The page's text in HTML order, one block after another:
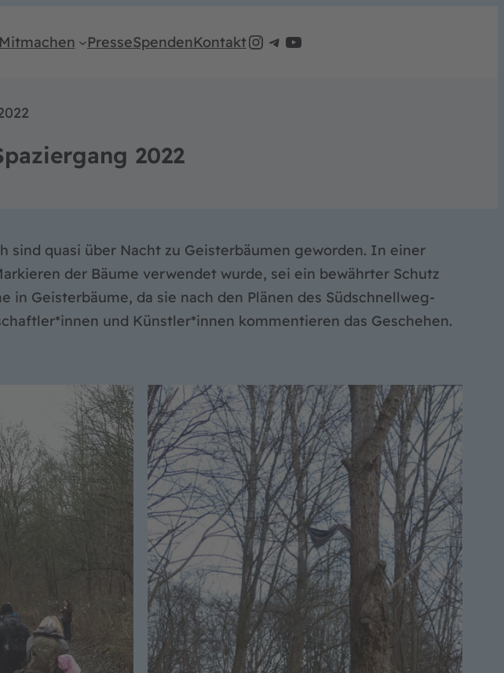
Mitmachen PresseSpendenKontaktInstagram
Telegram
LeinemaschBleibt Youtube Account
2022
sind quasi über Nacht zu Geisterbäumen geworden. In einer
der Bäume verwendet wurde, sei ein bewährter Schutz
Geisterbäume, da sie nach den Plänen des Südschnellweg-
und Künstler*innen kommentieren das Geschehen.